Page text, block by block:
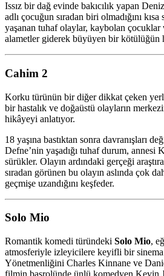
Issız bir dağ evinde bakıcılık yapan
adlı çocuğun sıradan biri olmadığını
yaşanan tuhaf olaylar, kaybolan çocuklar
alametler giderek büyüyen bir kötülüğün
Cahim 2
Korku türünün bir diğer dikkat çeken yerli
bir hastalık ve doğaüstü olayların
hikâyeyi anlatıyor.
18 yaşına bastıktan sonra davranışları
Defne’nin yaşadığı tuhaf durum, annesi
sürükler. Olayın ardındaki gerçeği
sıradan görünen bu olayın aslında çok
geçmişe uzandığını keşfeder.
Solo Mio
Romantik komedi türündeki Solo Mio,
atmosferiyle izleyicilere keyifli bir
Yönetmenliğini Charles Kinnane ve
filmin başrolünde ünlü komedyen Kevin